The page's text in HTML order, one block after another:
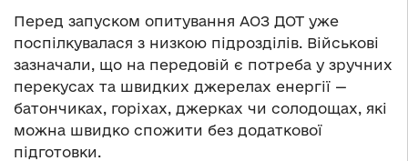
Перед запуском опитування АОЗ ДОТ уже
поспілкувалася з низкою підрозділів. Військові
зазначали, що на передовій є потреба у зручних
перекусах та швидких джерелах енергії —
батончиках, горіхах, джерках чи солодощах, які
можна швидко спожити без додаткової
підготовки.